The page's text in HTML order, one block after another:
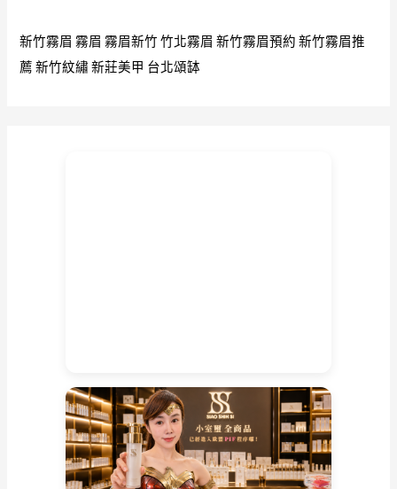
新竹霧眉 霧眉 霧眉新竹 竹北霧眉 新竹霧眉預約 新竹霧眉推
薦 新竹紋繡 新莊美甲 台北頌缽